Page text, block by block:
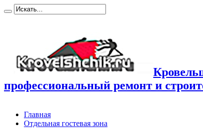
профессиональный ремонт и
Главная
Отдельная гостевая зона